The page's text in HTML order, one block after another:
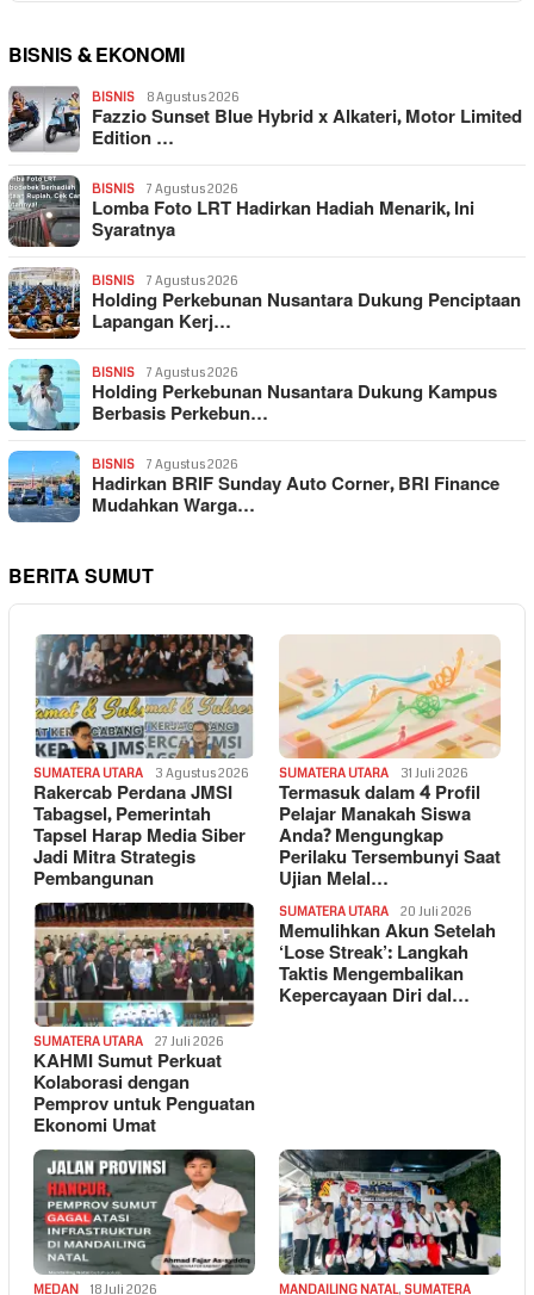
BISNIS & EKONOMI
BISNIS 8 Agustus 2026
Fazzio Sunset Blue Hybrid x Alkateri, Motor Limited
Edition …
BISNIS 7 Agustus 2026
Lomba Foto LRT Hadirkan Hadiah Menarik, Ini
Syaratnya
BISNIS 7 Agustus 2026
Holding Perkebunan Nusantara Dukung Penciptaan
Lapangan Kerj…
BISNIS 7 Agustus 2026
Holding Perkebunan Nusantara Dukung Kampus
Berbasis Perkebun…
BISNIS 7 Agustus 2026
Hadirkan BRIF Sunday Auto Corner, BRI Finance
Mudahkan Warga…
BERITA SUMUT
SUMATERA UTARA 3 Agustus 2026
Rakercab Perdana JMSI
Tabagsel, Pemerintah
Tapsel Harap Media Siber
Jadi Mitra Strategis
Pembangunan
SUMATERA UTARA 31 Juli 2026
Termasuk dalam 4 Profil
Pelajar Manakah Siswa
Anda? Mengungkap
Perilaku Tersembunyi Saat
Ujian Melal…
SUMATERA UTARA 27 Juli 2026
KAHMI Sumut Perkuat
Kolaborasi dengan
Pemprov untuk Penguatan
Ekonomi Umat
SUMATERA UTARA 20 Juli 2026
Memulihkan Akun Setelah
‘Lose Streak’: Langkah
Taktis Mengembalikan
Kepercayaan Diri dal…
MEDAN 18 Juli 2026 MANDAILING NATAL, SUMATERA